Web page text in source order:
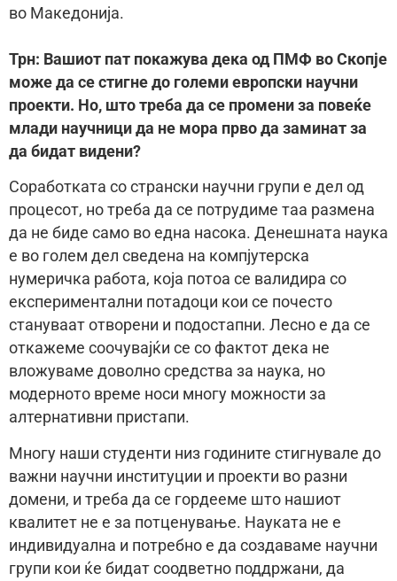
во Македонија.
Трн: Вашиот пат покажува дека од ПМФ во Скопје
може да се стигне до големи европски научни
проекти. Но, што треба да се промени за повеќе
млади научници да не мора прво да заминат за
да бидат видени?
Соработката со странски научни групи е дел од
процесот, но треба да се потрудиме таа размена
да не биде само во една насока. Денешната наука
е во голем дел сведена на компјутерска
нумеричка работа, која потоа се валидира со
експериментални потадоци кои се почесто
стануваат отворени и подостапни. Лесно е да се
откажеме соочувајќи се со фактот дека не
вложуваме доволно средства за наука, но
модерното време носи многу можности за
алтернативни пристапи.
Многу наши студенти низ годините стигнувале до
важни научни институции и проекти во разни
домени, и треба да се гордееме што нашиот
квалитет не е за потценување. Науката не е
индивидуална и потребно е да создаваме научни
групи кои ќе бидат соодветно поддржани, да